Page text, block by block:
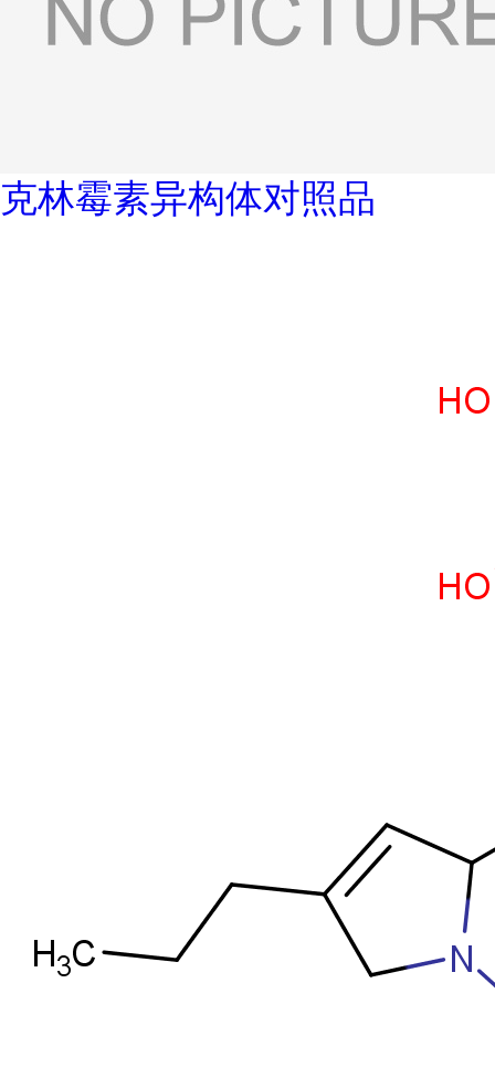
克林霉素异构体对照品